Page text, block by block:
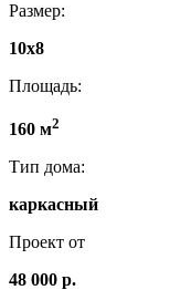
Размер:
10х8
Площадь:
160 м2
Тип дома:
каркасный
Проект от
48 000 р.